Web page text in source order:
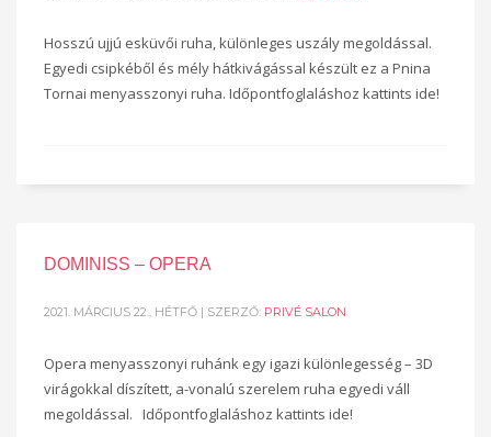
Hosszú ujjú esküvői ruha, különleges uszály megoldással.
Egyedi csipkéből és mély hátkivágással készült ez a Pnina
Tornai menyasszonyi ruha. Időpontfoglaláshoz kattints ide!
DOMINISS – OPERA
2021. MÁRCIUS 22., HÉTFŐ | SZERZŐ: PRIVÉ SALON
Opera menyasszonyi ruhánk egy igazi különlegesség – 3D
virágokkal díszített, a-vonalú szerelem ruha egyedi váll
megoldással. Időpontfoglaláshoz kattints ide!